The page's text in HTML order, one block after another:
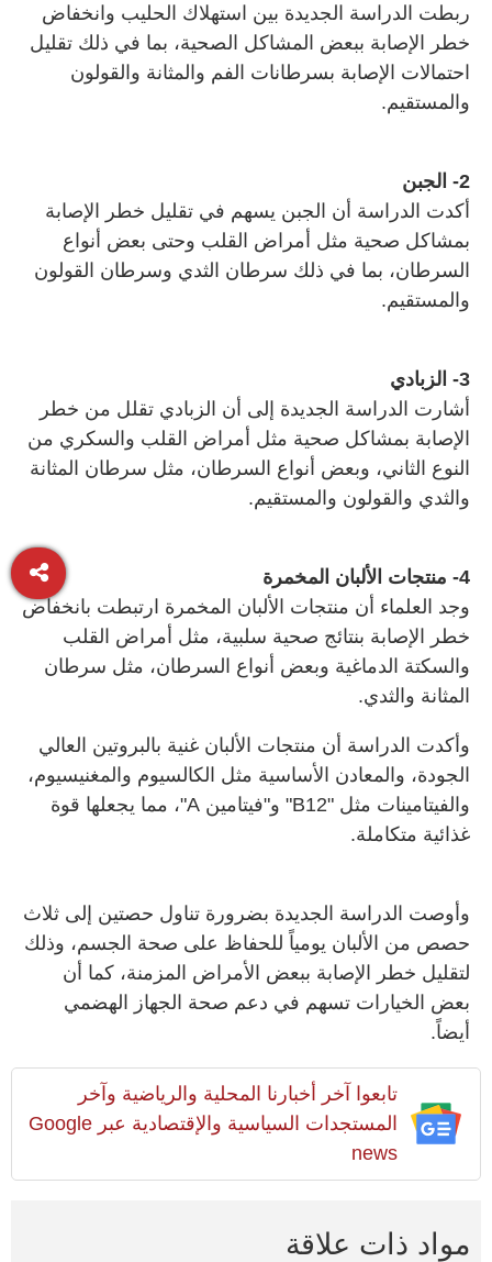
ربطت الدراسة الجديدة بين استهلاك الحليب وانخفاض
خطر الإصابة ببعض المشاكل الصحية، بما في ذلك تقليل
احتمالات الإصابة بسرطانات الفم والمثانة والقولون
والمستقيم.
2- الجبن
أكدت الدراسة أن الجبن يسهم في تقليل خطر الإصابة
بمشاكل صحية مثل أمراض القلب وحتى بعض أنواع
السرطان، بما في ذلك سرطان الثدي وسرطان القولون
والمستقيم.
3- الزبادي
أشارت الدراسة الجديدة إلى أن الزبادي تقلل من خطر
الإصابة بمشاكل صحية مثل أمراض القلب والسكري من
النوع الثاني، وبعض أنواع السرطان، مثل سرطان المثانة
والثدي والقولون والمستقيم.
4- منتجات الألبان المخمرة
وجد العلماء أن منتجات الألبان المخمرة ارتبطت بانخفاض
خطر الإصابة بنتائج صحية سلبية، مثل أمراض القلب
والسكتة الدماغية وبعض أنواع السرطان، مثل سرطان
المثانة والثدي.
وأكدت الدراسة أن منتجات الألبان غنية بالبروتين العالي
الجودة، والمعادن الأساسية مثل الكالسيوم والمغنيسيوم،
والفيتامينات مثل "B12" و"فيتامين A"، مما يجعلها قوة
غذائية متكاملة.
وأوصت الدراسة الجديدة بضرورة تناول حصتين إلى ثلاث
حصص من الألبان يومياً للحفاظ على صحة الجسم، وذلك
لتقليل خطر الإصابة ببعض الأمراض المزمنة، كما أن
بعض الخيارات تسهم في دعم صحة الجهاز الهضمي
أيضاً.
تابعوا آخر أخبارنا المحلية والرياضية وآخر
المستجدات السياسية والإقتصادية عبر Google
news
مواد ذات علاقة